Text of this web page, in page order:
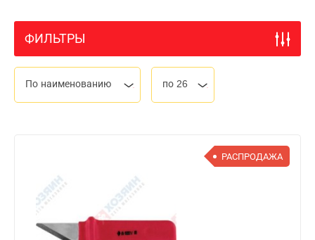
ФИЛЬТРЫ
По наименованию по 26
РАСПРОДАЖА